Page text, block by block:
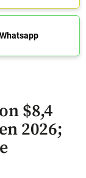
$8,4
2026;